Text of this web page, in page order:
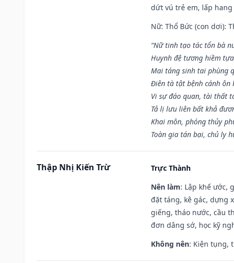
dứt vú trẻ em, lấp
Nữ: Thổ Bức (con dơi):
“Nữ tinh tạo tác tổn bà
Huynh đệ tương hiềm
Mai táng sinh tai phùng
Điên tà tật bệnh cánh ôn
Vi sự đáo quan, tài thất
Tả lị lưu liên bất khả
Khai môn, phóng thủy
Toàn gia tán bại, chủ ly
Thập Nhị Kiến Trừ
Trực Thành
Nên làm: Lập khế ước,
đặt táng, kê gác, dựng
giếng, tháo nước, cầu
đơn dâng sớ, học kỹ
Không nên: Kiện tụng,